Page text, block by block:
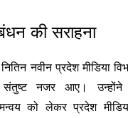
की सराहना
नितिन नवीन प्रदेश मीडिया
नजर आए। उन्होंने
को लेकर प्रदेश